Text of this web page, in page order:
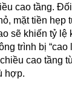
cao tầng.
mặt tiền hẹp
sẽ khiến tỷ lệ
trình bị “cao
cao tầng
hợp.